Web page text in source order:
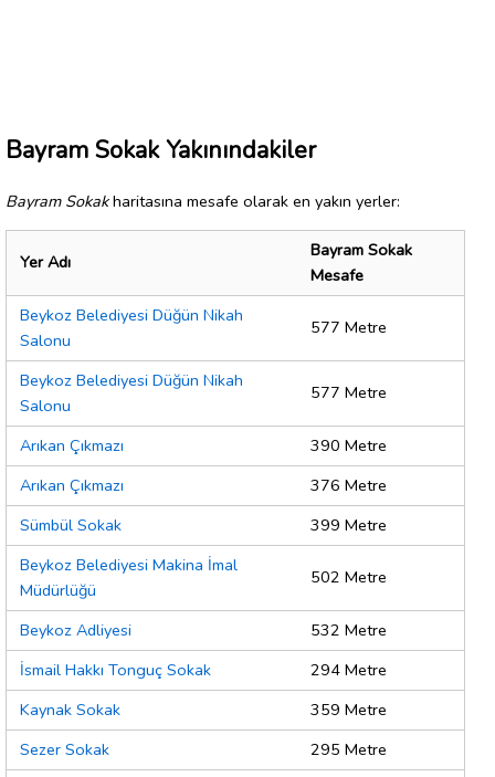
Bayram Sokak Yakınındakiler
Bayram Sokakharitasına mesafe olarak en yakın yerler:
Yer Adı
Bayram Sokak
Mesafe
Beykoz Belediyesi Düğün Nikah
Salonu
577 Metre
Beykoz Belediyesi Düğün Nikah
Salonu
577 Metre
Arıkan Çıkmazı
390 Metre
Arıkan Çıkmazı
376 Metre
Sümbül Sokak
399 Metre
Beykoz Belediyesi Makina İmal
Müdürlüğü
502 Metre
Beykoz Adliyesi
532 Metre
İsmail Hakkı Tonguç Sokak
294 Metre
Kaynak Sokak
359 Metre
Sezer Sokak
295 Metre